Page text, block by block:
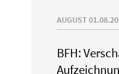
AUGUST
BFH: